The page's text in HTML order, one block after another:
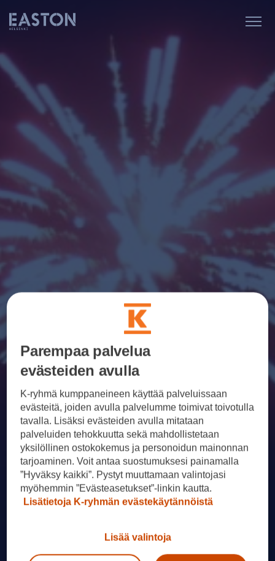
Parempaa palvelua
evästeiden avulla
K-ryhmä kumppaneineen käyttää palveluissaan
evästeitä, joiden avulla palvelumme toimivat toivotulla
tavalla. Lisäksi evästeiden avulla mitataan
palveluiden tehokkuutta sekä mahdollistetaan
yksilöllinen ostokokemus ja personoidun mainonnan
tarjoaminen. Voit antaa suostumuksesi painamalla
”Hyväksy kaikki”. Pystyt muuttamaan valintojasi
myöhemmin ”Evästeasetukset”-linkin kautta.
Lisätietoja K-ryhmän evästekäytännöistä
Lisää valintoja